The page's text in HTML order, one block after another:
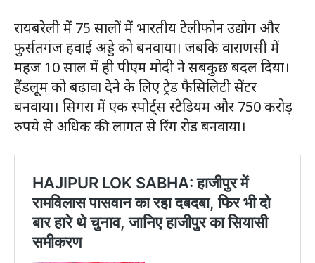
रायबरेली में 75 सालों में भारतीय टेलीफोन उद्योग और
फुर्सतगंज हवाई अड्डे को बनवाया। जबकि वाराणसी में
महज 10 साल में ही पीएम मोदी ने सबकुछ बदल दिया।
हैंडलूम को बढ़ावा देने के लिए ट्रेड फैसिलिटी सेंटर
बनवाया। सिगरा में एक स्पोर्ट्स स्टेडियम और 750 करोड़
रुपये से अधिक की लागत से रिंग रोड बनवाया।